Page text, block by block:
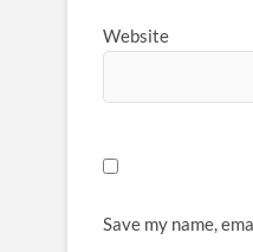
Website
Save my name,